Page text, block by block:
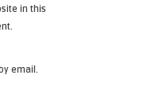
in this
email.